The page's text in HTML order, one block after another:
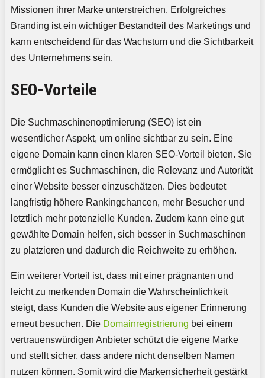
Missionen ihrer Marke unterstreichen. Erfolgreiches
Branding ist ein wichtiger Bestandteil des Marketings und
kann entscheidend für das Wachstum und die Sichtbarkeit
des Unternehmens sein.
SEO-Vorteile
Die Suchmaschinenoptimierung (SEO) ist ein
wesentlicher Aspekt, um online sichtbar zu sein. Eine
eigene Domain kann einen klaren SEO-Vorteil bieten. Sie
ermöglicht es Suchmaschinen, die Relevanz und Autorität
einer Website besser einzuschätzen. Dies bedeutet
langfristig höhere Rankingchancen, mehr Besucher und
letztlich mehr potenzielle Kunden. Zudem kann eine gut
gewählte Domain helfen, sich besser in Suchmaschinen
zu platzieren und dadurch die Reichweite zu erhöhen.
Ein weiterer Vorteil ist, dass mit einer prägnanten und
leicht zu merkenden Domain die Wahrscheinlichkeit
steigt, dass Kunden die Website aus eigener Erinnerung
erneut besuchen. Die Domainregistrierung bei einem
vertrauenswürdigen Anbieter schützt die eigene Marke
und stellt sicher, dass andere nicht denselben Namen
nutzen können. Somit wird die Markensicherheit gestärkt